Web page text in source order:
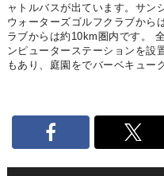
ャトルバスが出ています。サン
ウォーターズゴルフクラブから
ラブからは約10km圏内です。
ンピューターステーションを設
もあり、庭園をでバーベキュー